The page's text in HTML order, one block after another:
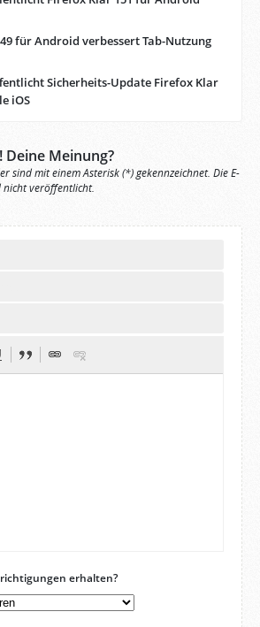
für Android verbessert Tab-Nutzung
Sicherheits-Update Firefox Klar
iOS
Deine Meinung?
sind mit einem Asterisk (*) gekennzeichnet. Die E-
nicht veröffentlicht.
erhalten?